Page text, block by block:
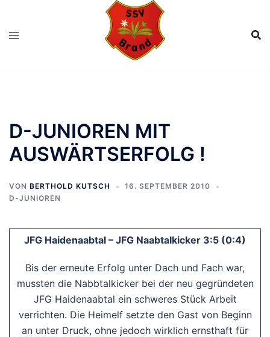
springen
D-JUNIOREN MIT
AUSWÄRTSERFOLG !
VON BERTHOLD KUTSCH
16. SEPTEMBER 2010
D-JUNIOREN
JFG Haidenaabtal – JFG Naabtalkicker 3:5 (0:4)
Bis der erneute Erfolg unter Dach und Fach war,
mussten die Nabbtalkicker bei der neu gegründeten
JFG Haidenaabtal ein schweres Stück Arbeit
verrichten. Die Heimelf setzte den Gast von Beginn
an unter Druck, ohne jedoch wirklich ernsthaft für